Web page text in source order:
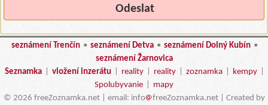
seznámení Trenčín • seznámení Detva • seznámení Dolný Kubín •
seznámení Žarnovica
Seznamka
vložení inzerátu reality reality zoznamka kempy
Spolubyvanie
mapy
© 2026 freeZoznamka.net | email: info
freeZoznamka.net | Created by